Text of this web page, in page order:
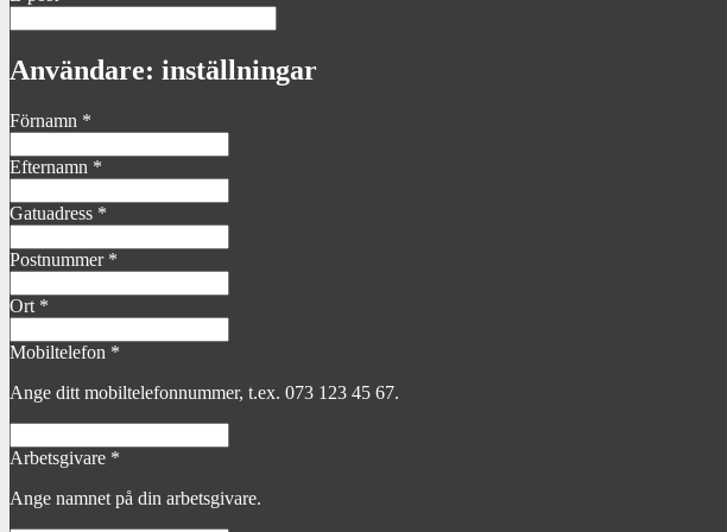
Användare: inställningar
Förnamn *
Efternamn *
Gatuadress *
Postnummer *
Ort *
Mobiltelefon *
Ange ditt mobiltelefonnummer, t.ex. 073 123 45 67.
Arbetsgivare *
Ange namnet på din arbetsgivare.